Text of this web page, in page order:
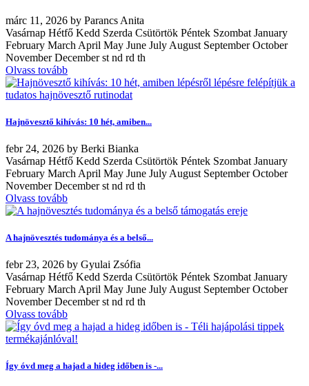
márc 11, 2026 by Parancs Anita
Vasárnap Hétfő Kedd Szerda Csütörtök Péntek Szombat January
February March April May June July August September October
November December st nd rd th
Olvass tovább
Hajnövesztő kihívás: 10 hét, amiben...
febr 24, 2026 by Berki Bianka
Vasárnap Hétfő Kedd Szerda Csütörtök Péntek Szombat January
February March April May June July August September October
November December st nd rd th
Olvass tovább
A hajnövesztés tudománya és a belső...
febr 23, 2026 by Gyulai Zsófia
Vasárnap Hétfő Kedd Szerda Csütörtök Péntek Szombat January
February March April May June July August September October
November December st nd rd th
Olvass tovább
Így óvd meg a hajad a hideg időben is -...